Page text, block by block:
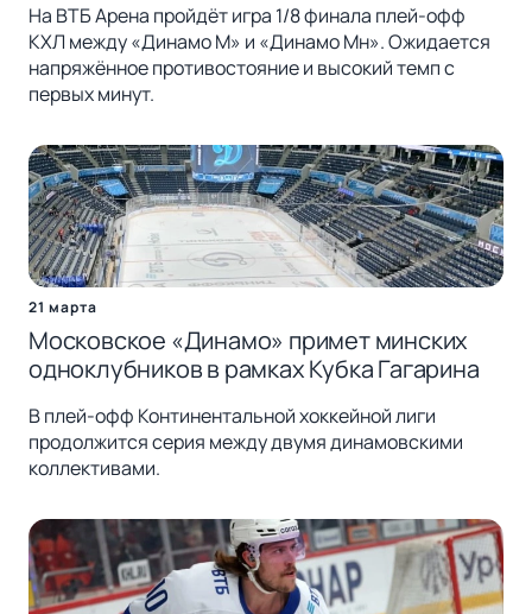
На ВТБ Арена пройдёт игра 1/8 финала плей-офф
КХЛ между «Динамо М» и «Динамо Мн». Ожидается
напряжённое противостояние и высокий темп с
первых минут.
21 марта
Московское «Динамо» примет минских
одноклубников в рамках Кубка Гагарина
В плей-офф Континентальной хоккейной лиги
продолжится серия между двумя динамовскими
коллективами.